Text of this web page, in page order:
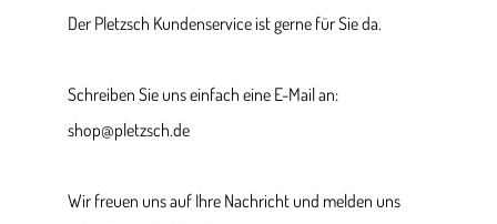
Der Pletzsch Kundenservice ist gerne für Sie da.
Schreiben Sie uns einfach eine E-Mail an:
shop@pletzsch.de
Wir freuen uns auf Ihre Nachricht und melden uns